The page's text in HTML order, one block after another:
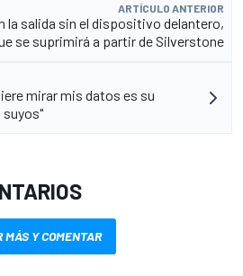
ARTÍCULO ANTERIOR
la salida sin el dispositivo delantero,
se suprimirá a partir de Silverstone
mirar mis datos es su
suyos"
MÁS Y COMENTAR